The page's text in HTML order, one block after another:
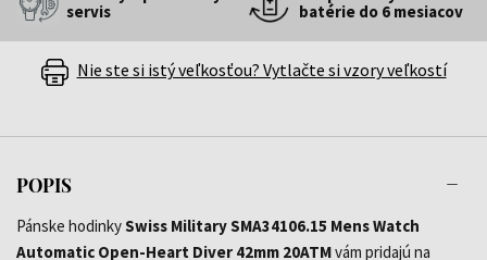
servis
batérie do 6 mesiacov
Nie ste si istý veľkosťou? Vytlačte si vzory veľkostí
POPIS
Pánske hodinkySwiss Military SMA34106.15 Mens Watch
Automatic Open-Heart Diver 42mm 20ATMvám pridajú na